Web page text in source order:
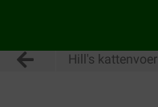
Hill's kattenvoer